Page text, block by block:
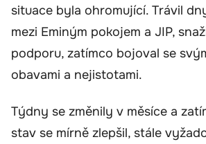
situace byla ohromující. Trávil
mezi Eminým pokojem a JIP,
podporu, zatímco bojoval se
obavami a nejistotami.
Týdny se změnily v měsíce a
stav se mírně zlepšil, stále